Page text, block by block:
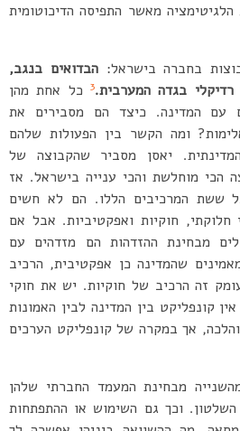
מאשר התפיסה הדיכוטומית
בחברה בישראל:הבדואים בנגב,
רדיקלי בגדה המערבית.3 כל אחת מהן
עם המדינה. כיצד הם מסבירים את
ומה הקשר בין הפעולות שלהם
יאסן מסביר שהקבוצה של
הכי מוחלשת והכי ענייה בישראל. אז
ששת המרכיבים הללו. הם לא חשים
חלוקתי, חוקיות ואפקטיביות. אבל אם
מבחינת ההזדהות הם מזדהים עם
שהמדינה כן אפקטיבית, הרכיב
זה הרכיב של חוקיות. יש את חוקי
קונפליקט בין המדינה לבין האמונות
אך במקרה של קונפליקט הערכים
מבחינת המעמד החברתי שלהן
השלטון. וכך גם השימוש או ההתפתחות